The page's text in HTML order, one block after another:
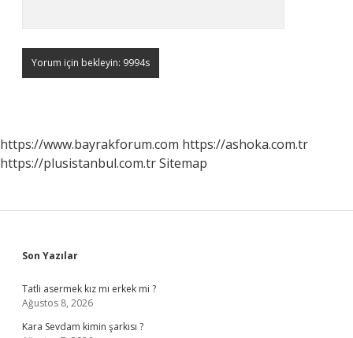
https://www.bayrakforum.com https://ashoka.com.tr
https://plusistanbul.com.trSitemap
Sidebar
Son Yazılar
Tatli asermek kız mı erkek mi ?
Ağustos 8, 2026
Kara Sevdam kimin şarkısı ?